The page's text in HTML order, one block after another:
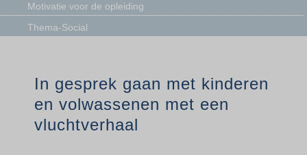
Motivatie voor de opleiding
Thema-Social
In gesprek gaan met kinderen
en volwassenen met een
vluchtverhaal